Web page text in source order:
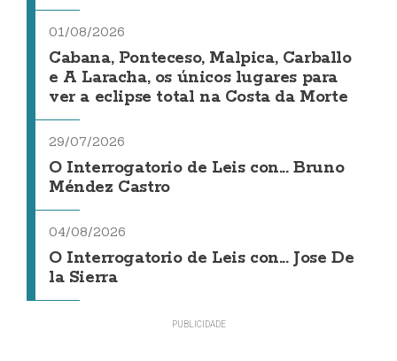
01/08/2026
Cabana, Ponteceso, Malpica, Carballo
e A Laracha, os únicos lugares para
ver a eclipse total na Costa da Morte
29/07/2026
O Interrogatorio de Leis con... Bruno
Méndez Castro
04/08/2026
O Interrogatorio de Leis con... Jose De
la Sierra